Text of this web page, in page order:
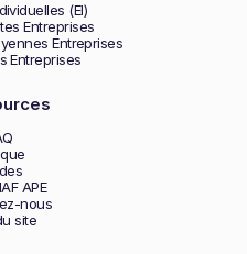
(EI)
Entreprises
Entreprises
Entreprises
APE
nous
site